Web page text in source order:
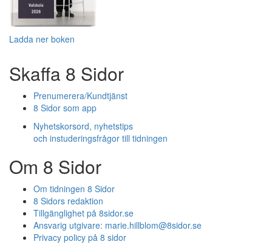
Ladda ner boken
Skaffa 8 Sidor
Prenumerera/Kundtjänst
8 Sidor som app
Nyhetskorsord, nyhetstips
och instuderingsfrågor till tidningen
Om 8 Sidor
Om tidningen 8 Sidor
8 Sidors redaktion
Tillgänglighet på 8sidor.se
Ansvarig utgivare: marie.hillblom@8sidor.se
Privacy policy på 8 sidor